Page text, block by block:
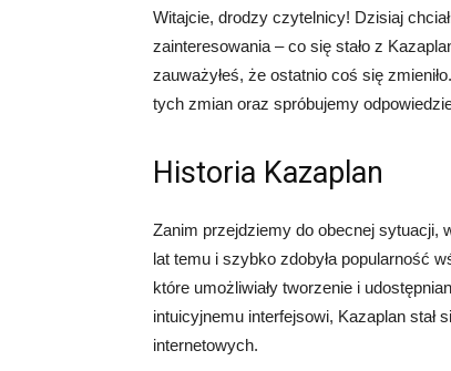
Witajcie, drodzy czytelnicy! Dzisiaj
zainteresowania – co się stało z
zauważyłeś, że ostatnio coś się
tych zmian oraz spróbujemy
Historia Kazaplan
Zanim przejdziemy do obecnej sytuacji,
lat temu i szybko zdobyła popularność
które umożliwiały tworzenie i
intuicyjnemu interfejsowi, Kazaplan stał
internetowych.